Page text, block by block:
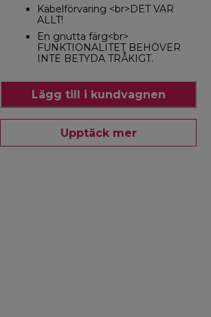
Kabelförvaring <br>DET VAR
ALLT!
En gnutta färg<br>
FUNKTIONALITET BEHÖVER
INTE BETYDA TRÅKIGT.
Lägg till i kundvagnen
Upptäck mer